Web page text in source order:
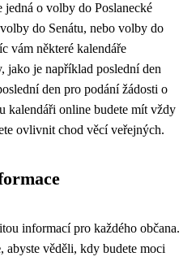
jedná o volby do Poslanecké
do Senátu, nebo volby do
vám některé kalendáře
jako je například poslední den
den pro podání žádosti o
kalendáři online budete mít vždy
ovlivnit chod věcí veřejných.
informací pro každého občana.
, abyste věděli, kdy budete moci